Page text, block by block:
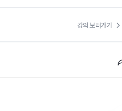
강의 보러가기